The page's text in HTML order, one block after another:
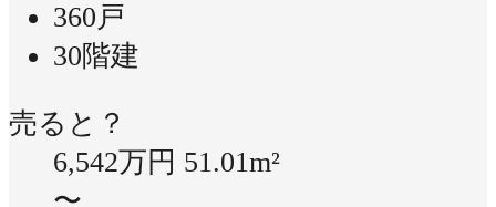
360戸
30階建
売ると？
6,542万円 51.01m²